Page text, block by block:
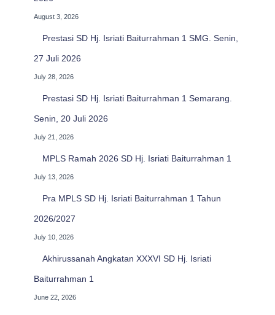
August 3, 2026
Prestasi SD Hj. Isriati Baiturrahman 1 SMG. Senin,
27 Juli 2026
July 28, 2026
Prestasi SD Hj. Isriati Baiturrahman 1 Semarang.
Senin, 20 Juli 2026
July 21, 2026
MPLS Ramah 2026 SD Hj. Isriati Baiturrahman 1
July 13, 2026
Pra MPLS SD Hj. Isriati Baiturrahman 1 Tahun
2026/2027
July 10, 2026
Akhirussanah Angkatan XXXVI SD Hj. Isriati
Baiturrahman 1
June 22, 2026